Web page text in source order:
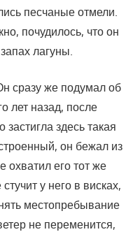
песчаные отмели.
почудилось, что он
лагуны.
сразу же подумал об
лет назад, после
здесь такая
он бежал из
охватил его тот же
у него в висках,
местопребывание
не переменится,